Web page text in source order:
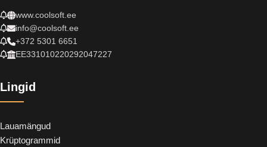
www.coolsoft.ee
info@coolsoft.ee
+372 5301 6651
EE331010220292047227
Lingid
Lauamängud
Krüptogrammid